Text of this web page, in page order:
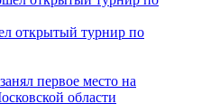
открытый турнир по